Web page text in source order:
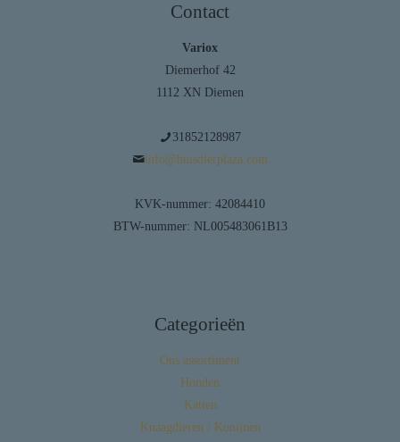
Contact
Variox
Diemerhof 42
1112 XN Diemen
31852128987
info@huisdierplaza.com
KVK-nummer: 42084410
BTW-nummer: NL005483061B13
Categorieën
Ons assortiment
Honden
Katten
Knaagdieren / Konijnen